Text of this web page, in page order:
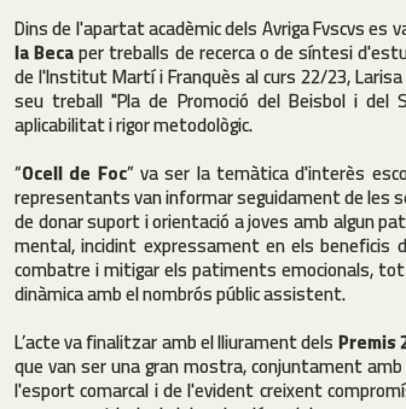
Dins de l'apartat acadèmic dels Avriga Fvscvs es
la Becaper treballs de recerca o de síntesi
de l'Institut Martí i Franquès al curs 22/23,
seu treball "Pla de Promoció del Beisbol i del
aplicabilitat i rigor metodològic.
“Ocell de Foc” va ser la temàtica d'interès
representants van informar seguidament de les
de donar suport i orientació a joves amb algun
mental, incidint expressament en els
combatre i mitigar els patiments emocionals,
dinàmica amb el nombrós públic assistent.
L’acte va finalitzar amb el lliurament dels Premis
que van ser una gran mostra, conjuntament
l'esport comarcal i de l'evident creixent